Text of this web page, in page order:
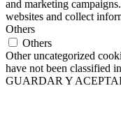
and marketing
websites and collect
Others
Others
Other uncategorized
have not been classified
GUARDAR Y